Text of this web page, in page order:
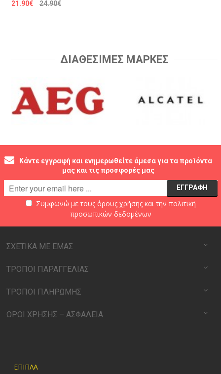
21.90€
24.90€
ΔΙΑΘΕΣΙΜΕΣ ΜΑΡΚΕΣ
Κάντε εγγραφή και ενημερωθείτε άμεσα για τα προϊόντα
μας και τις προσφορές μας
Συμφωνώ με τους όρους χρήσηςκαι την πολιτική
προσωπικών δεδομένων
ΣΧΕΤΙΚΑ ΜΕ ΕΜΑΣ
ΤΡΟΠΟΙ ΠΑΡΑΓΓΕΛΙΑΣ
ΤΡΟΠΟΙ ΠΛΗΡΩΜΗΣ
ΟΡΟΙ ΧΡΗΣΗΣ – ΑΣΦΑΛΕΙΑ
ΕΠΙΠΛΑ